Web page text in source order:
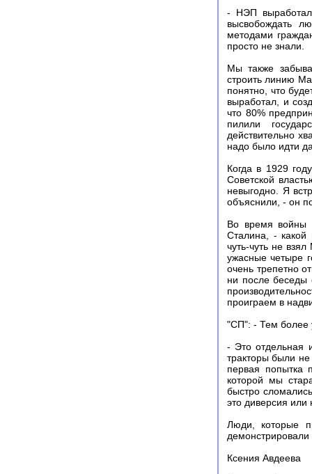
- НЭП выработал
высвобождать
методами
просто не знали.
Мы также
строить линию
понятно, что
выработал, и
что 80%
пилили
действительно
надо было идти
Когда в 1929
Советской
невыгодно. Я
объяснили, - он
Во время войны
Сталина, -
чуть-чуть не
ужасные четыре
очень трепетно
ни после беседы
проиграем в
"СП": - Тем более
- Это отдельная
тракторы были
первая попытка
которой мы
быстро
это диверсия или
Люди, которые
Ксения Авдеева